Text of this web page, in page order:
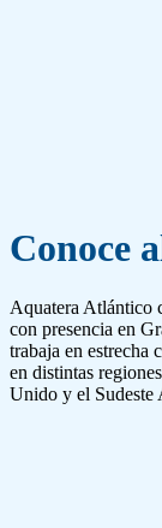
Conoce
Aquatera Atlántico
con presencia en
trabaja en estrecha
en distintas
Unido y el Sudeste